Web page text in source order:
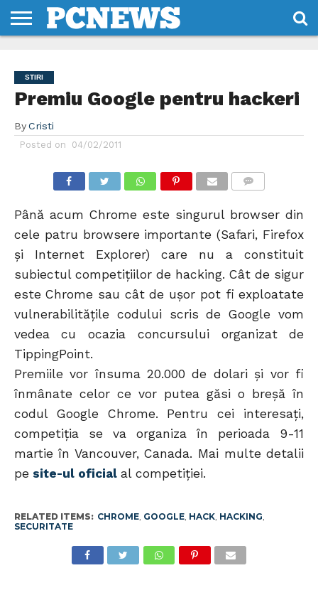
NOI
SI
CONDITII
STIRI
Premiu Google pentru hackeri
By Cristi
Posted on 04/02/2011
Până acum Chrome este singurul browser din
cele patru browsere importante (Safari, Firefox
și Internet Explorer) care nu a constituit
subiectul competițiilor de hacking. Cât de sigur
este Chrome sau cât de ușor pot fi exploatate
vulnerabilitățile codului scris de Google vom
vedea cu ocazia concursului organizat de
TippingPoint.
Premiile vor însuma 20.000 de dolari și vor fi
înmânate celor ce vor putea găsi o breșă în
codul Google Chrome. Pentru cei interesați,
competiția se va organiza în perioada 9-11
martie în Vancouver, Canada. Mai multe detalii
pe site-ul oficial al competiției.
RELATED ITEMS: CHROME, GOOGLE, HACK, HACKING,
SECURITATE